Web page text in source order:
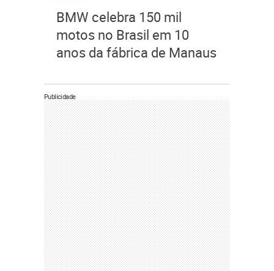
BMW celebra 150 mil
motos no Brasil em 10
anos da fábrica de Manaus
Publicidade